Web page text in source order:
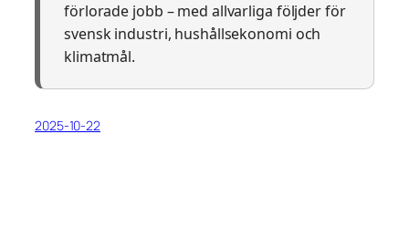
förlorade jobb – med allvarliga följder för
svensk industri, hushållsekonomi och
klimatmål.
2025-10-22